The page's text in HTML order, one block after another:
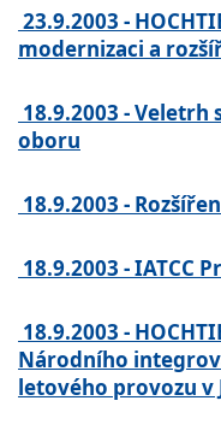
23.9.2003 -
modernizaci a
18.9.2003 -
oboru
18.9.2003 -
18.9.2003 - IATCC
18.9.2003 -
Národního
letového provozu v